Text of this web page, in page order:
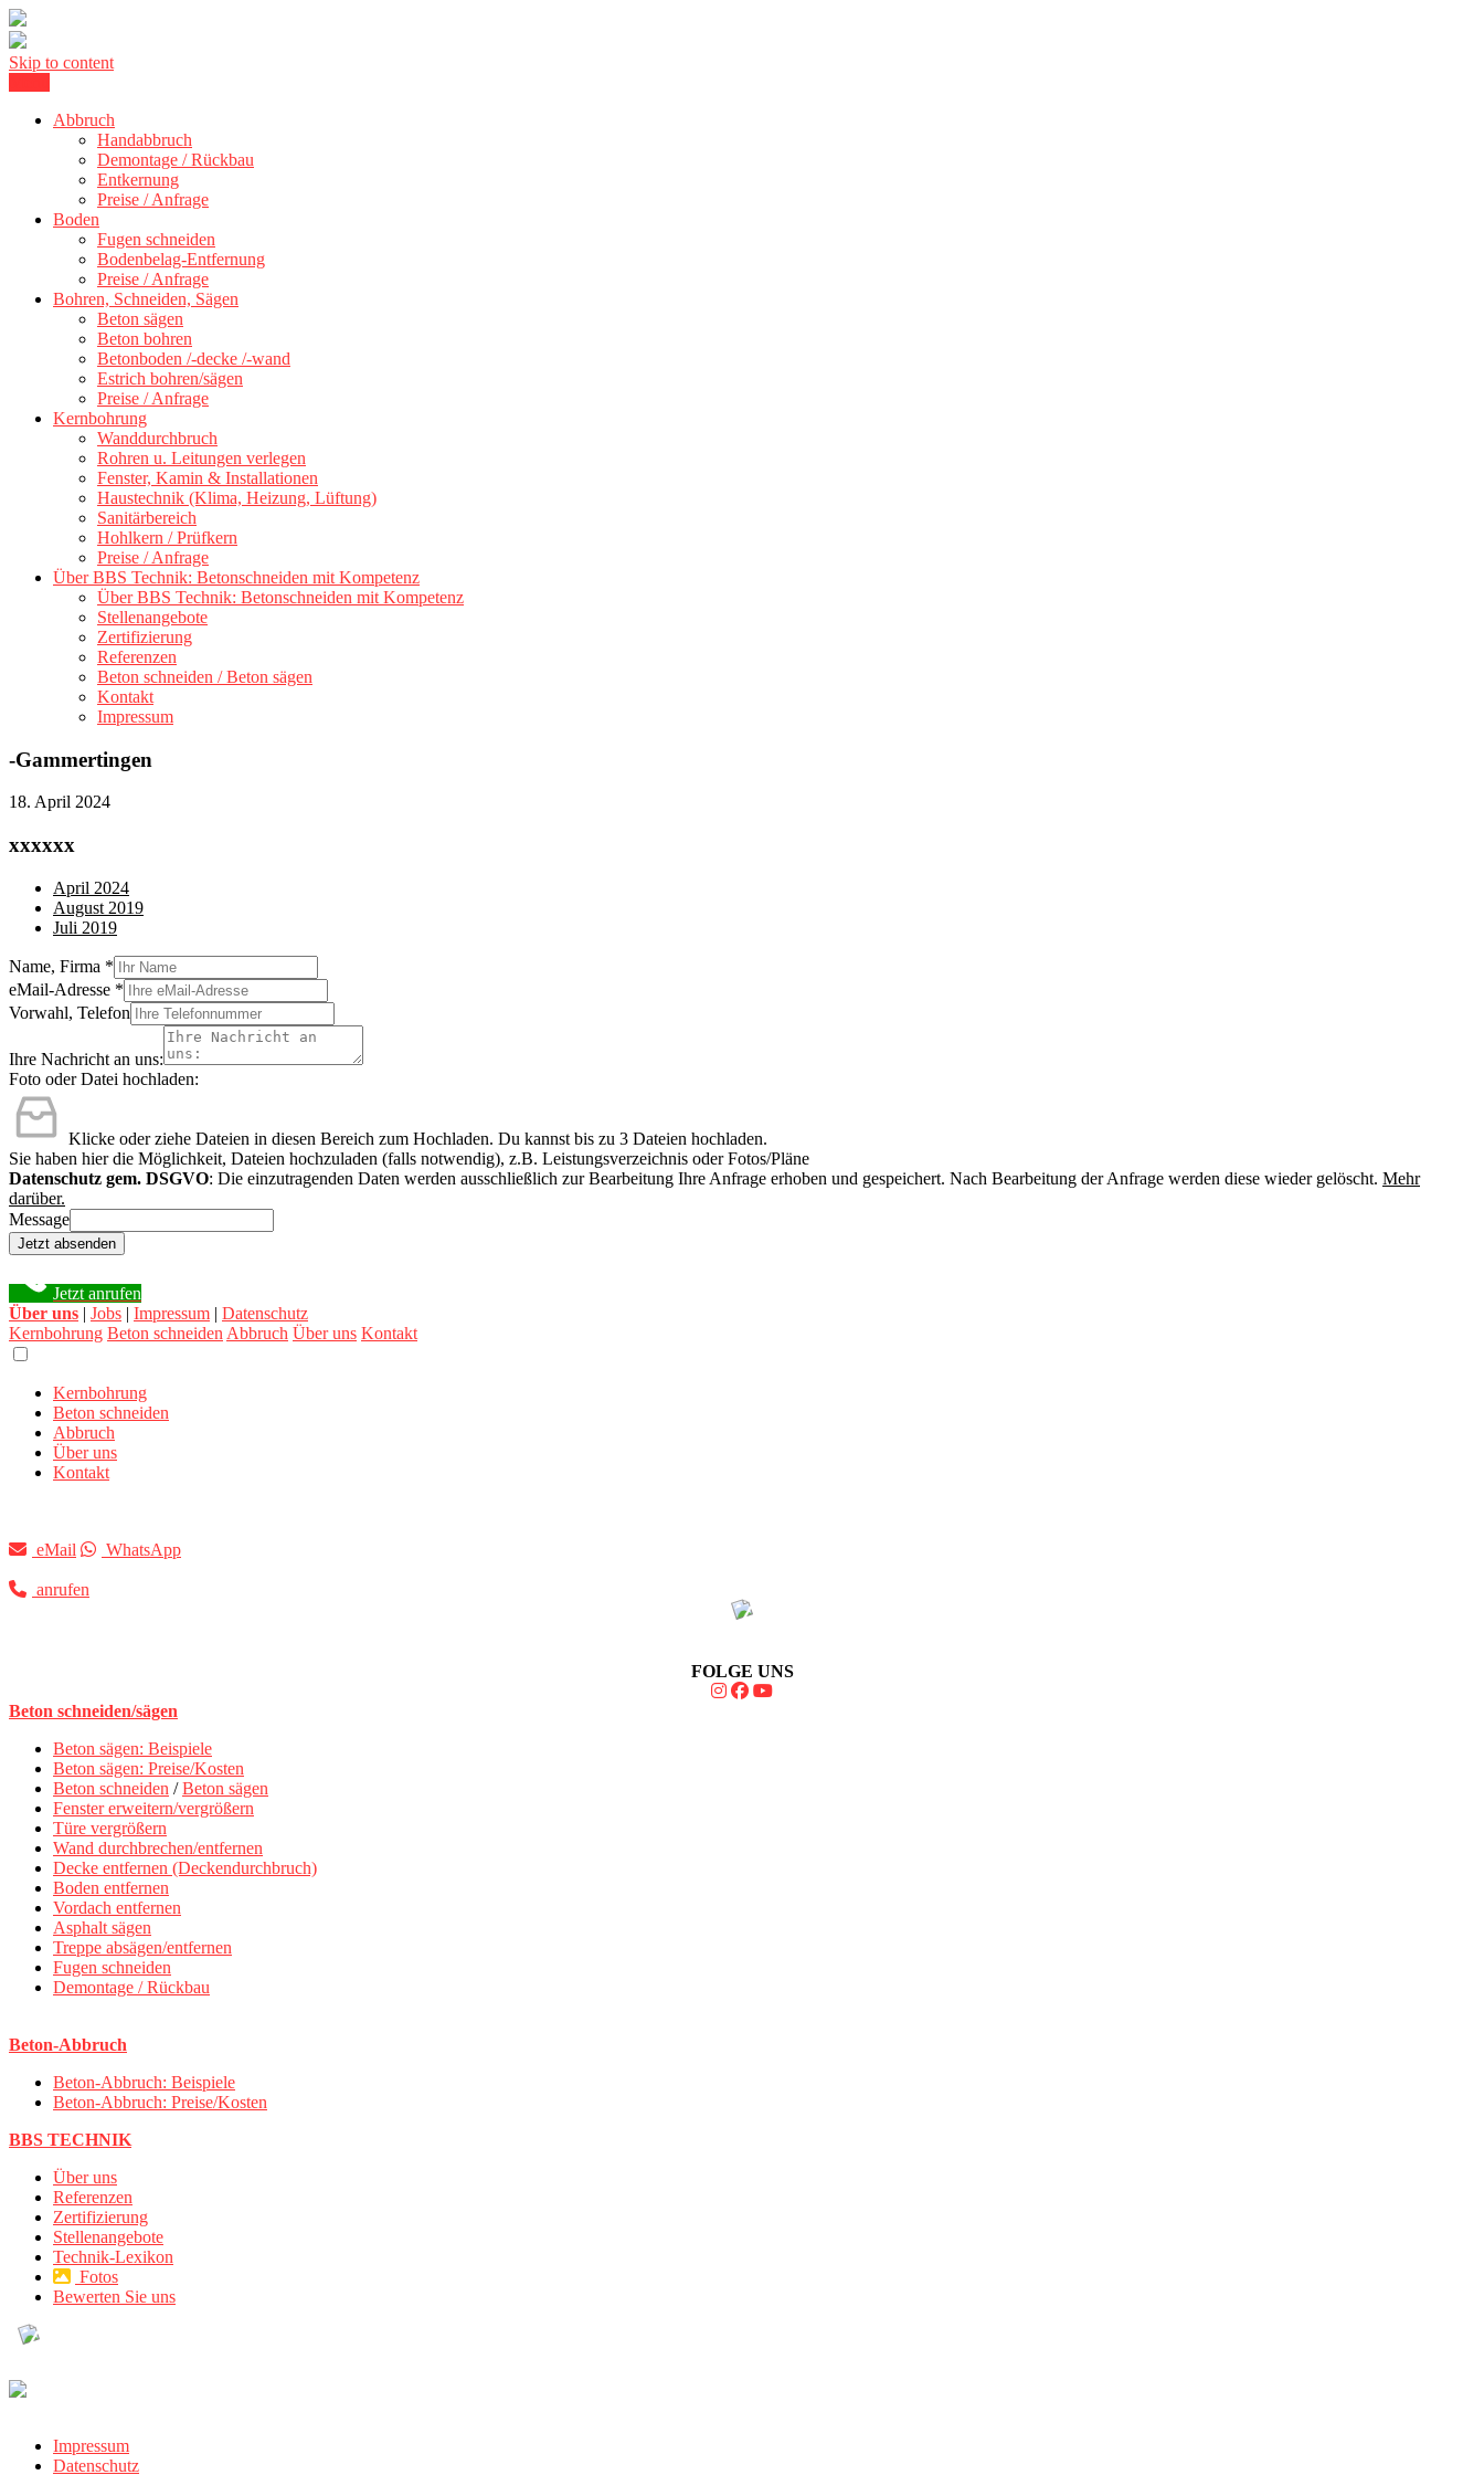
Skip to content
Betonschneiden Stuttgart
Abbruch
Handabbruch
Demontage / Rückbau
Entkernung
Preise / Anfrage
Boden
Fugen schneiden
Bodenbelag-Entfernung
Preise / Anfrage
Bohren, Schneiden, Sägen
Beton sägen
Beton bohren
Betonboden /-decke /-wand
Estrich bohren/sägen
Preise / Anfrage
Kernbohrung
Wanddurchbruch
Rohren u. Leitungen verlegen
Fenster, Kamin & Installationen
Haustechnik (Klima, Heizung, Lüftung)
Sanitärbereich
Hohlkern / Prüfkern
Preise / Anfrage
Über BBS Technik: Betonschneiden mit Kompetenz
Über BBS Technik: Betonschneiden mit Kompetenz
Stellenangebote
Zertifizierung
Referenzen
Beton schneiden / Beton sägen
Kontakt
Impressum
-Gammertingen
18. April 2024
xxxxxx
April 2024
August 2019
Juli 2019
Name, Firma *
eMail-Adresse *
Vorwahl, Telefon
Ihre Nachricht an uns:
Foto oder Datei hochladen:
Klicke oder ziehe Dateien in diesen Bereich zum Hochladen. Du kannst bis zu 3 Dateien hochladen.
Sie haben hier die Möglichkeit, Dateien hochzuladen (falls notwendig), z.B. Leistungsverzeichnis oder Fotos/Pläne
Datenschutz gem. DSGVO: Die einzutragenden Daten werden ausschließlich zur Bearbeitung Ihre Anfrage erhoben und gespeichert. Nach Bearbeitung der Anfrage werden diese wieder gelöscht. Mehr
darüber.
Message
Jetzt absenden
Jetzt anrufen
Über uns | Jobs | Impressum | Datenschutz
Kernbohrung Beton schneiden Abbruch Über uns Kontakt
Kernbohrung
Beton schneiden
Abbruch
Über uns
Kontakt
eMail WhatsApp
anrufen
FOLGE UNS
Beton schneiden/sägen
Beton sägen: Beispiele
Beton sägen: Preise/Kosten
Beton schneiden /Beton sägen
Fenster erweitern/vergrößern
Türe vergrößern
Wand durchbrechen/entfernen
Decke entfernen (Deckendurchbruch)
Boden entfernen
Vordach entfernen
Asphalt sägen
Treppe absägen/entfernen
Fugen schneiden
Demontage / Rückbau
Beton-Abbruch
Beton-Abbruch: Beispiele
Beton-Abbruch: Preise/Kosten
BBS TECHNIK
Über uns
Referenzen
Zertifizierung
Stellenangebote
Technik-Lexikon
Fotos
Bewerten Sie uns
Impressum
Datenschutz